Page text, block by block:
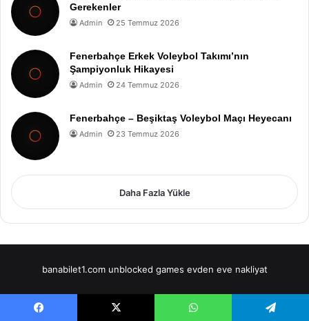
Gerekenler
Admin 25 Temmuz 2026
Fenerbahçe Erkek Voleybol Takımı’nın
Şampiyonluk Hikayesi
Admin 24 Temmuz 2026
Fenerbahçe – Beşiktaş Voleybol Maçı Heyecanı
Admin 23 Temmuz 2026
Daha Fazla Yükle
banabilet1.com unblocked games evden eve nakliyat